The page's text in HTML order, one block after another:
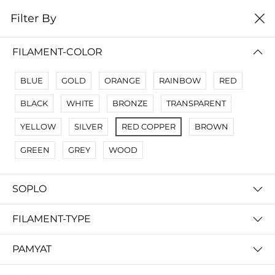
0
No Results
Not Found Filters1
Not Found Filters2
Filter By
FILAMENT-COLOR
BLUE GOLD ORANGE RAINBOW RED
BLACK WHITE BRONZE TRANSPARENT
YELLOW SILVER RED COPPER BROWN
GREEN GREY WOOD
SOPLO
FILAMENT-TYPE
PAMYAT